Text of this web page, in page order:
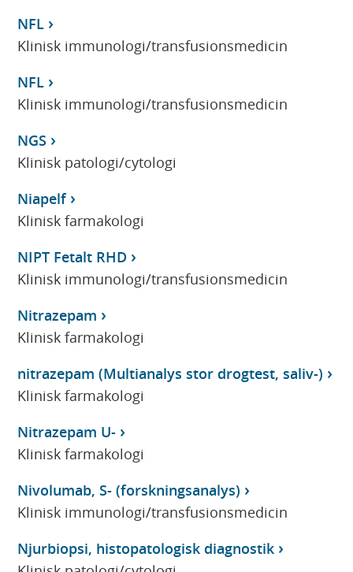
NFL
Klinisk immunologi/transfusionsmedicin
NFL
Klinisk immunologi/transfusionsmedicin
NGS
Klinisk patologi/cytologi
Niapelf
Klinisk farmakologi
NIPT Fetalt RHD
Klinisk immunologi/transfusionsmedicin
Nitrazepam
Klinisk farmakologi
nitrazepam (Multianalys stor drogtest, saliv-)
Klinisk farmakologi
Nitrazepam U-
Klinisk farmakologi
Nivolumab, S- (forskningsanalys)
Klinisk immunologi/transfusionsmedicin
Njurbiopsi, histopatologisk diagnostik